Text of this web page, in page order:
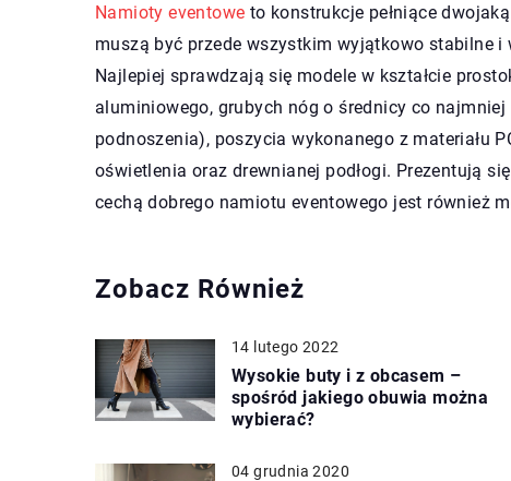
Namioty eventowe to konstrukcje pełniące
muszą być przede wszystkim wyjątkowo stabilne i
Najlepiej sprawdzają się modele w kształcie
aluminiowego, grubych nóg o średnicy co
podnoszenia), poszycia wykonanego z materiału
oświetlenia oraz drewnianej podłogi. Prezentują
cechą dobrego namiotu eventowego jest również
Zobacz Również
14 lutego 2022
Wysokie buty i z obcasem –
spośród jakiego obuwia można
wybierać?
04 grudnia 2020